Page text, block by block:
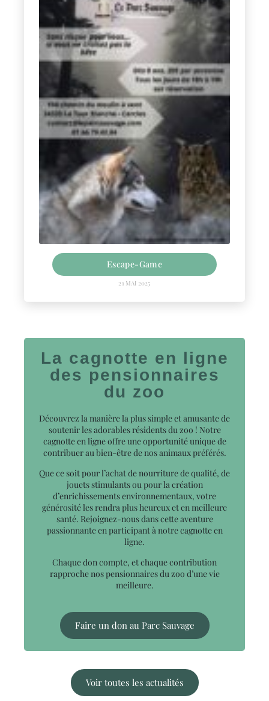
Escape-Game
21 MAI 2025
La cagnotte en ligne
des pensionnaires
du zoo
Découvrez la manière la plus simple et amusante de
soutenir les adorables résidents du zoo ! Notre
cagnotte en ligne offre une opportunité unique de
contribuer au bien-être de nos animaux préférés.
Que ce soit pour l’achat de nourriture de qualité, de
jouets stimulants ou pour la création
d’enrichissements environnementaux, votre
générosité les rendra plus heureux et en meilleure
santé. Rejoignez-nous dans cette aventure
passionnante en participant à notre cagnotte en
ligne.
Chaque don compte, et chaque contribution
rapproche nos pensionnaires du zoo d’une vie
meilleure.
Faire un don au Parc Sauvage
Voir toutes les actualités